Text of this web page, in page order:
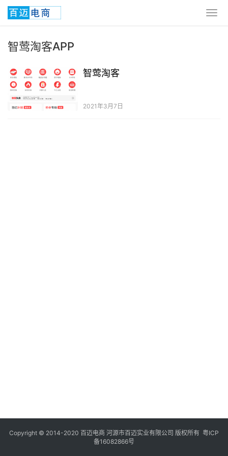
智莺淘客APP
智莺淘客
2021年3月7日
Copyright © 2014-2020 百迈电商 河源市百迈实业有限公司 版权所有 粤ICP
备16082866号